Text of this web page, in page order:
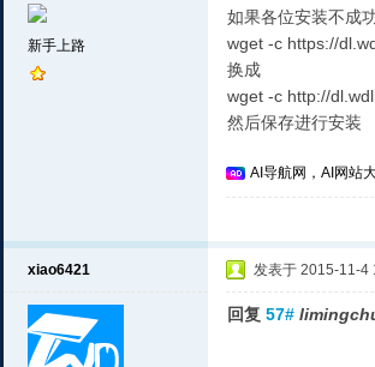
新手上路
如果各位安装不成
wget -c https://
换成
wget -c http://
然后保存进行安装
AI导航网，AI网站
xiao6421 发表于 2015-11-4
回复 57#